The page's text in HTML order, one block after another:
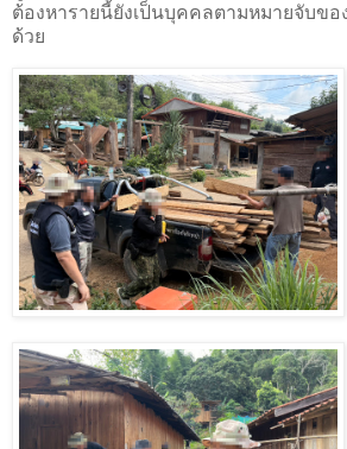
ต้องหารายนี้ยังเป็นบุคคลตามหมายจับขอ
ด้วย